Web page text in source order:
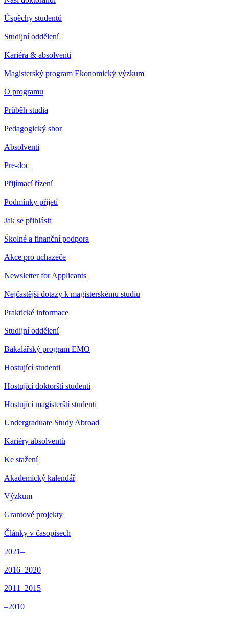
Úspěchy studentů
Studijní oddělení
Kariéra & absolventi
Magisterský program Ekonomický výzkum
O programu
Průběh studia
Pedagogický sbor
Absolventi
Pre-doc
Přijímací řízení
Podmínky přijetí
Jak se přihlásit
Školné a finanční podpora
Akce pro uchazeče
Newsletter for Applicants
Nejčastější dotazy k magisterskému studiu
Praktické informace
Studijní oddělení
Bakalářský program EMO
Hostující studenti
Hostující doktorští studenti
Hostující magisterští studenti
Undergraduate Study Abroad
Kariéry absolventů
Ke stažení
Akademický kalendář
Výzkum
Grantové projekty
Články v časopisech
2021–
2016–2020
2011–2015
–2010